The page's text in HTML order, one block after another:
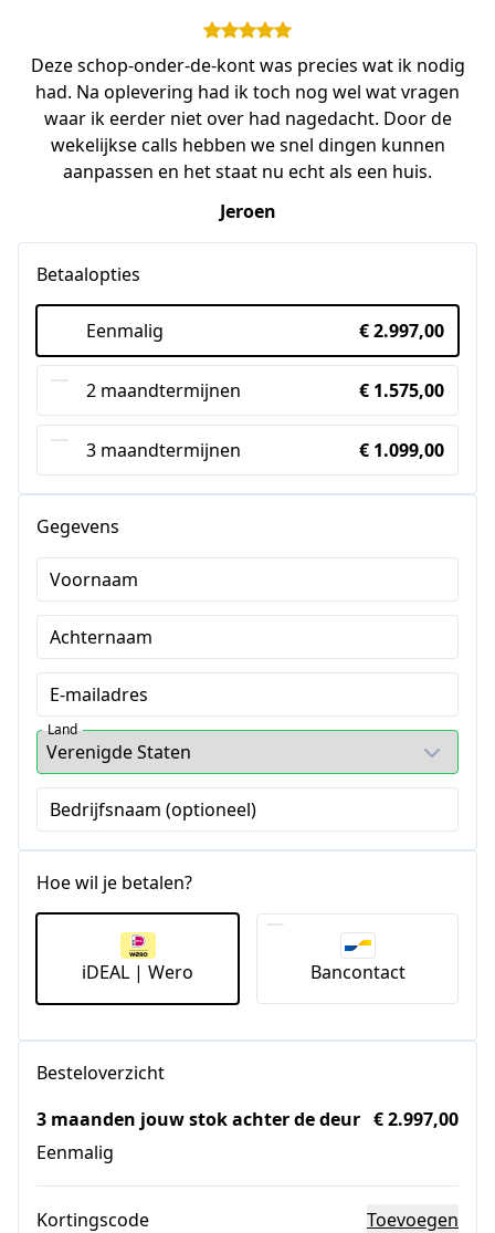
Deze schop-onder-de-kont was precies wat ik nodig
had. Na oplevering had ik toch nog wel wat vragen
waar ik eerder niet over had nagedacht. Door de
wekelijkse calls hebben we snel dingen kunnen
aanpassen en het staat nu echt als een huis.
Jeroen
Betaalopties
Eenmalig € 2.997,00
2 maandtermijnen € 1.575,00
3 maandtermijnen € 1.099,00
Gegevens
Voornaam
Achternaam
E-mailadres
Land
Bedrijfsnaam (optioneel)
Hoe wil je betalen?
iDEAL | Wero Bancontact
Besteloverzicht
3 maanden jouw stok achter de deur
Eenmalig
€ 2.997,00
Kortingscode Toevoegen